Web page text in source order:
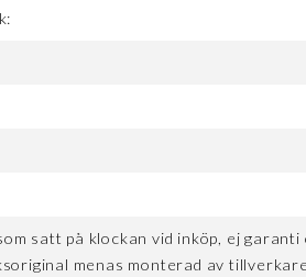
satt på klockan vid inköp, ej garanti
menas monterad av